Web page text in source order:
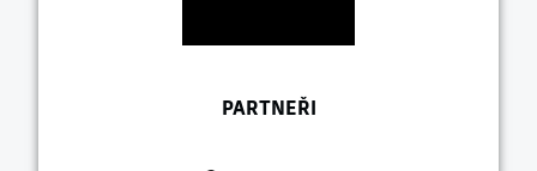
PARTNEŘI